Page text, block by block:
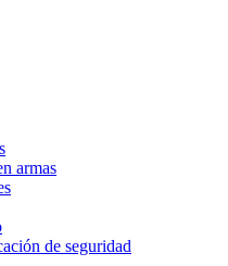
armas
de seguridad